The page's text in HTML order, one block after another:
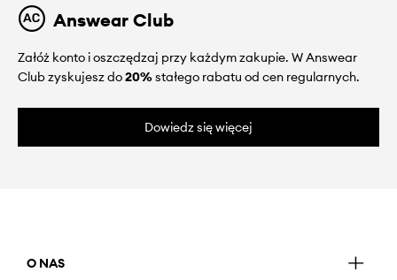
Answear Club
Załóż konto i oszczędzaj przy każdym zakupie. W Answear
Club zyskujesz do20%stałego rabatu od cen regularnych.
Dowiedz się więcej
O NAS